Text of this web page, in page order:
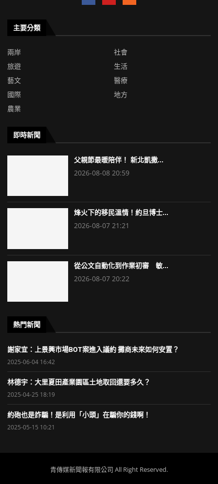
主要分類
兩岸
社會
旅遊
生活
藝文
醫療
國際
地方
農業
即時新聞
父親節最暖陪伴！ 新北凱撒...
2026-08-08 20:59
烽火下的移民溫情！約旦博士...
2026-08-07 21:21
從公文自動化到作業初審 敏...
2026-08-07 20:22
熱門新聞
謝家宜：上景興市場BOT案進入議約 攤商未來如何安置？
2025-06-04 16:42
林德宇：大里夏田產業園區土地取回還要多久？
2025-04-25 18:19
約砲也是詐騙！是利用「小頭」在騙你的錢啊！
2025-05-15 10:21
青傳媒新聞報有限公司 All Right Reserved.